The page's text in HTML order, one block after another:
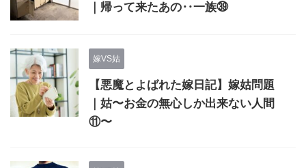
｜帰って来たあの‥一族㊴
嫁VS姑
【悪魔とよばれた嫁日記】嫁姑問題
｜姑〜お金の無心しか出来ない人間
⑪〜